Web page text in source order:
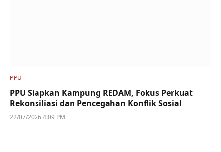
PPU
PPU Siapkan Kampung REDAM, Fokus Perkuat
Rekonsiliasi dan Pencegahan Konflik Sosial
22/07/2026 4:09 PM